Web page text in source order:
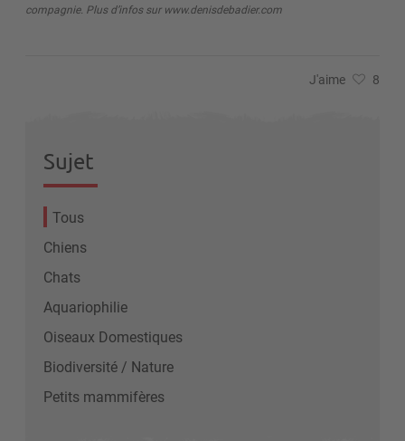
compagnie. Plus d’infos sur www.denisdebadier.com
J'aime 8
Sujet
Tous
Chiens
Chats
Aquariophilie
Oiseaux Domestiques
Biodiversité / Nature
Petits mammifères